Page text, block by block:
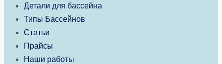
Детали для бассейна
Типы Бассейнов
Статьи
Прайсы
Наши работы